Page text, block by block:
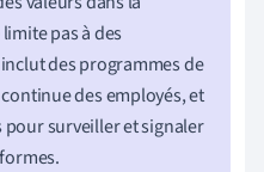
limite pas à des
des programmes de
des employés, et
pour surveiller et signaler